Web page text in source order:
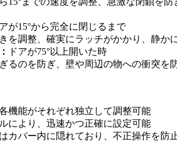
が15°から完全に閉じるまで
を調整、確実にラッチがかかり、静か
ドアが75°以上開いた時
るのを防ぎ、壁や周辺の物への衝突を
機能がそれぞれ独立して調整可能
により、迅速かつ正確に設定可能
カバー内に隠れており、不正操作を防